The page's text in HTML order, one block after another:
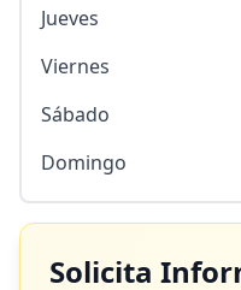
Jueves
Viernes
Sábado
Domingo
Solicita